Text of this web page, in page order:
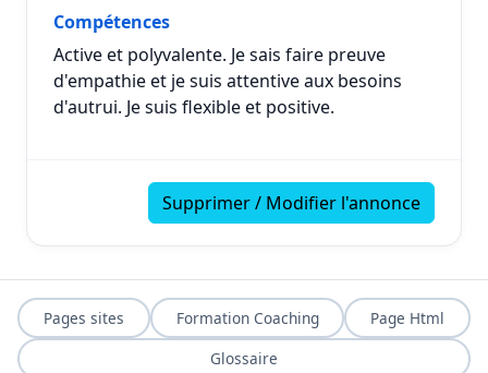
Compétences
Active et polyvalente. Je sais faire preuve
d'empathie et je suis attentive aux besoins
d'autrui. Je suis flexible et positive.
Supprimer / Modifier l'annonce
Pages sites Formation Coaching
Page Html
Glossaire